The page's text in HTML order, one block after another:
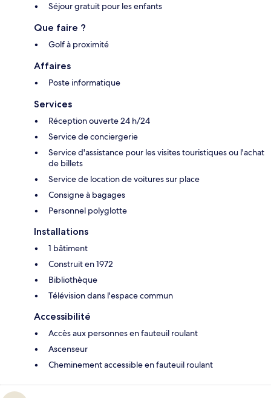
Séjour gratuit pour les enfants
Que faire ?
Golf à proximité
Affaires
Poste informatique
Services
Réception ouverte 24 h/24
Service de conciergerie
Service d'assistance pour les visites touristiques ou l'achat
de billets
Service de location de voitures sur place
Consigne à bagages
Personnel polyglotte
Installations
1 bâtiment
Construit en 1972
Bibliothèque
Télévision dans l'espace commun
Accessibilité
Accès aux personnes en fauteuil roulant
Ascenseur
Cheminement accessible en fauteuil roulant